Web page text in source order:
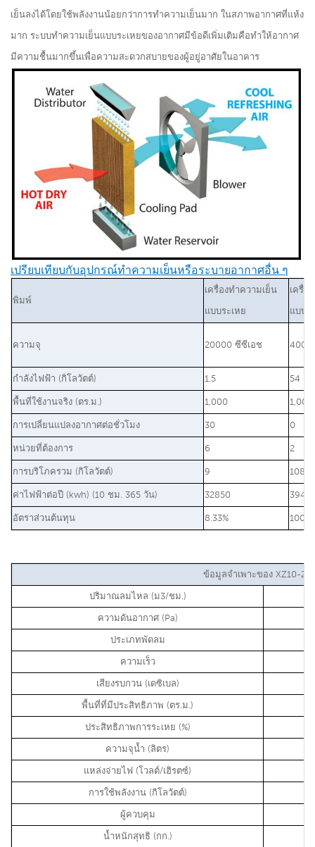
เย็นลงได้โดยใช้พลังงานน้อยกว่าการทำความเย็นมาก ในสภาพอากาศที่แห้ง
มาก ระบบทำความเย็นแบบระเหยของอากาศมีข้อดีเพิ่มเติมคือทำให้อากาศ
มีความชื้นมากขึ้นเพื่อความสะดวกสบายของผู้อยู่อาศัยในอาคาร
เปรียบเทียบกับอุปกรณ์ทำความเย็นหรือระบายอากาศอื่น ๆ
พิมพ์
เครื่องทำความเย็น
แบบระเหย
เครื่อ
แบบดั้
ความจุ 20000 ซีซีเอช 400
กำลังไฟฟ้า (กิโลวัตต์) 1.5 54
พื้นที่ใช้งานจริง (ตร.ม.) 1,000 1,000
การเปลี่ยนแปลงอากาศต่อชั่วโมง 30 0
หน่วยที่ต้องการ 6 2
การบริโภครวม (กิโลวัตต์) 9 108
ค่าไฟฟ้าต่อปี (kwh) (10 ชม. 365 วัน) 32850
อัตราส่วนต้นทุน 8.33% 100%
ข้อมูลจำเพาะของ XZ10-
ปริมาณลมไหล (ม3/ชม.)
ความดันอากาศ (Pa)
ประเภทพัดลม
ความเร็ว
เสียงรบกวน (เดซิเบล)
พื้นที่ที่มีประสิทธิภาพ (ตร.ม.)
ประสิทธิภาพการระเหย (%)
ความจุน้ำ (ลิตร)
แหล่งจ่ายไฟ (โวลต์/เฮิรตซ์)
การใช้พลังงาน (กิโลวัตต์)
ผู้ควบคุม
น้ำหนักสุทธิ (กก.)